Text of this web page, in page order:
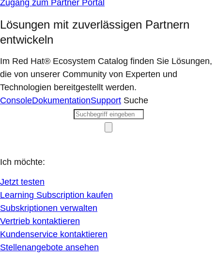
Zugang zum Partner Portal
Lösungen mit zuverlässigen Partnern
entwickeln
Im Red Hat® Ecosystem Catalog finden Sie Lösungen,
die von unserer Community von Experten und
Technologien bereitgestellt werden.
ConsoleDokumentationSupport Suche
Ich möchte:
Jetzt testen
Learning Subscription kaufen
Subskriptionen verwalten
Vertrieb kontaktieren
Kundenservice kontaktieren
Stellenangebote ansehen